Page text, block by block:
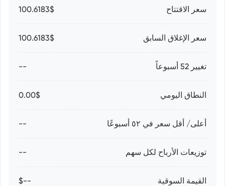
سعر الاقتتاح 100.6183$
سعر الإغلاق السابق 100.6183$
تغيير 52 أسبوعاً --
النطاق اليومي 0.00$
أعلى/ أقل سعر في ٥٢ أسبوعًا --
توزيعات الأرباح لكل سهم --
القيمة السوقية --$